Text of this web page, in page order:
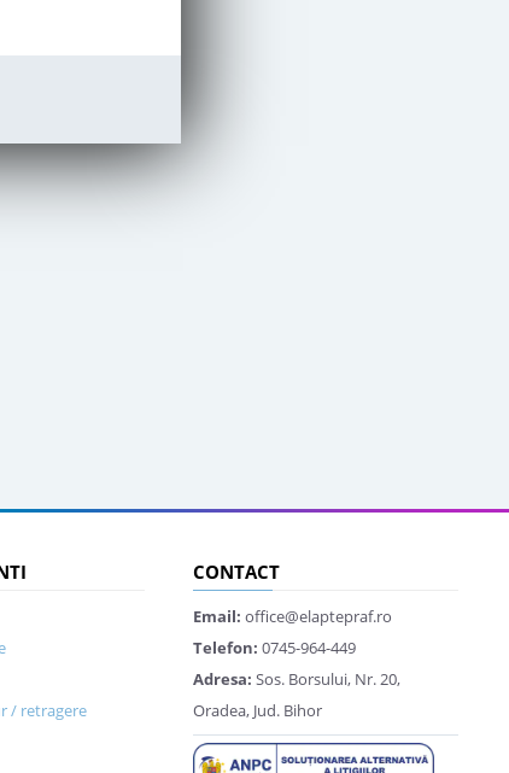
/ retragere
CONTACT
Email: office@elaptepraf.ro
Telefon: 0745-964-449
Adresa: Sos. Borsului, Nr. 20,
Oradea, Jud. Bihor